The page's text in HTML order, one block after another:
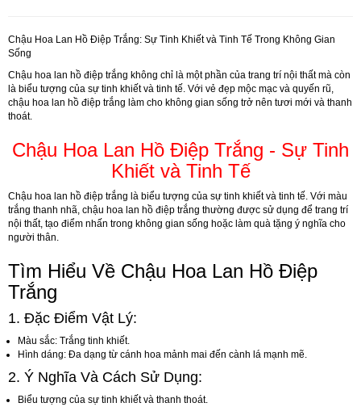
Chậu Hoa Lan Hồ Điệp Trắng: Sự Tinh Khiết và Tinh Tế Trong Không Gian
Sống
Chậu hoa lan hồ điệp trắng không chỉ là một phần của trang trí nội thất mà còn
là biểu tượng của sự tinh khiết và tinh tế. Với vẻ đẹp mộc mạc và quyến rũ,
chậu hoa lan hồ điệp trắng làm cho không gian sống trở nên tươi mới và thanh
thoát.
Chậu Hoa Lan Hồ Điệp Trắng - Sự Tinh
Khiết và Tinh Tế
Chậu hoa lan hồ điệp trắng là biểu tượng của sự tinh khiết và tinh tế. Với màu
trắng thanh nhã, chậu hoa lan hồ điệp trắng thường được sử dụng để trang trí
nội thất, tạo điểm nhấn trong không gian sống hoặc làm quà tặng ý nghĩa cho
người thân.
Tìm Hiểu Về Chậu Hoa Lan Hồ Điệp
Trắng
1. Đặc Điểm Vật Lý:
Màu sắc: Trắng tinh khiết.
Hình dáng: Đa dạng từ cánh hoa mảnh mai đến cành lá mạnh mẽ.
2. Ý Nghĩa Và Cách Sử Dụng:
Biểu tượng của sự tinh khiết và thanh thoát.